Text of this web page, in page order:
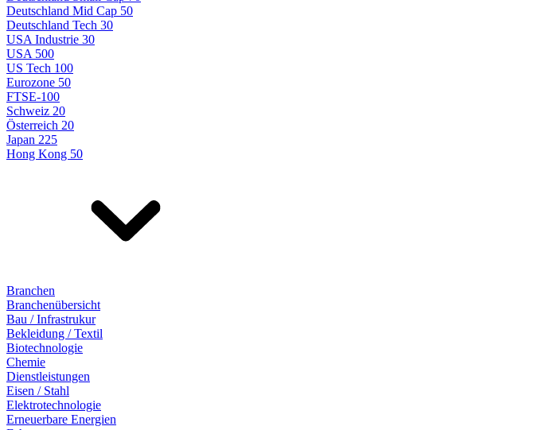
Deutschland Mid Cap 50
Deutschland Tech 30
USA Industrie 30
USA 500
US Tech 100
Eurozone 50
FTSE-100
Schweiz 20
Österreich 20
Japan 225
Hong Kong 50
Branchen
Branchenübersicht
Bau / Infrastrukur
Bekleidung / Textil
Biotechnologie
Chemie
Dienstleistungen
Eisen / Stahl
Elektrotechnologie
Erneuerbare Energien